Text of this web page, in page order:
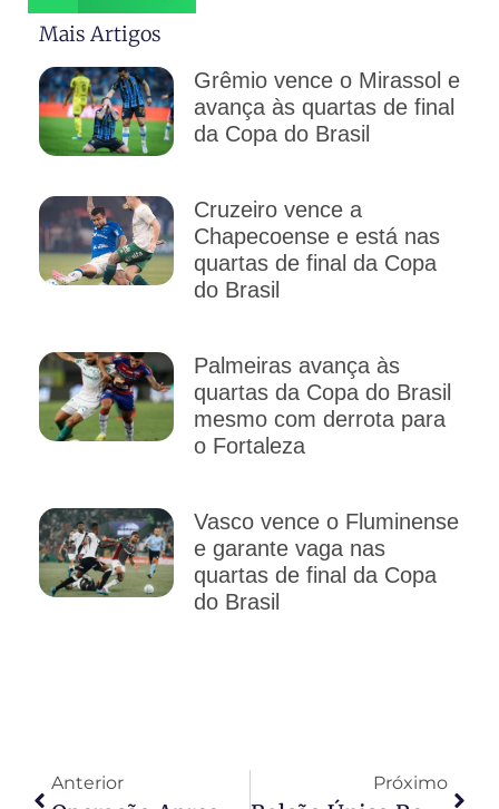
Mais Artigos
Grêmio vence o Mirassol e
avança às quartas de final
da Copa do Brasil
Cruzeiro vence a
Chapecoense e está nas
quartas de final da Copa
do Brasil
Palmeiras avança às
quartas da Copa do Brasil
mesmo com derrota para
o Fortaleza
Vasco vence o Fluminense
e garante vaga nas
quartas de final da Copa
do Brasil
Anterior Próximo